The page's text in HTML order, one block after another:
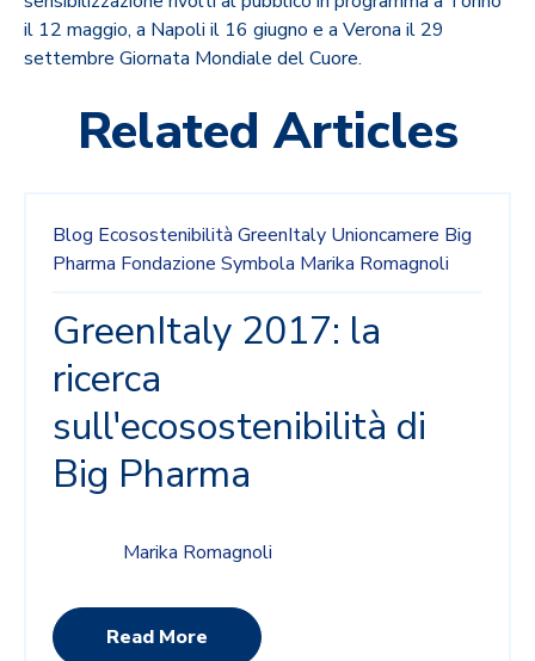
il 12 maggio, a Napoli il 16 giugno e a Verona il 29
settembre Giornata Mondiale del Cuore.
Related Articles
Blog Ecosostenibilità GreenItaly Unioncamere Big
Pharma Fondazione Symbola Marika Romagnoli
GreenItaly 2017: la
ricerca
sull'ecosostenibilità di
Big Pharma
Marika Romagnoli
Read More